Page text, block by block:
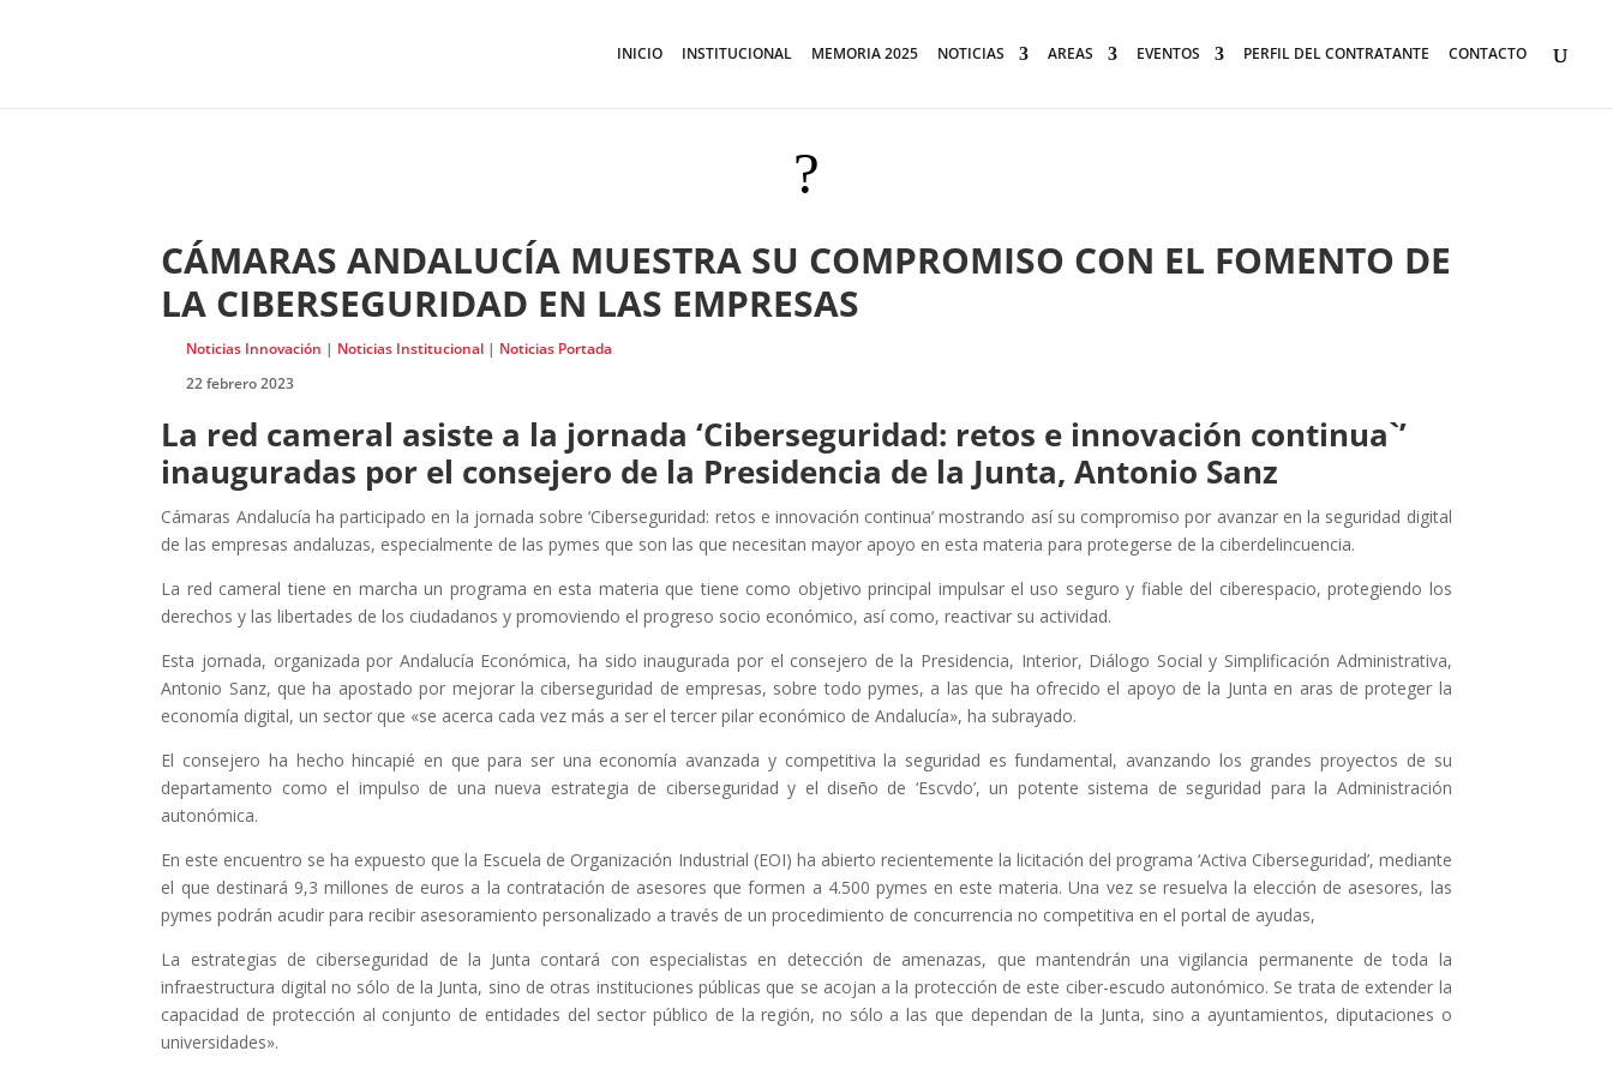
INICIO INSTITUCIONAL MEMORIA 2025 NOTICIAS AREAS EVENTOS PERFIL DEL CONTRATANTE CONTACTO
?
CÁMARAS ANDALUCÍA MUESTRA SU COMPROMISO CON EL FOMENTO DE
LA CIBERSEGURIDAD EN LAS EMPRESAS
Noticias Innovación | Noticias Institucional| Noticias Portada
22 febrero 2023
La red cameral asiste a la jornada ‘Ciberseguridad: retos e innovación continua`’
inauguradas por el consejero de la Presidencia de la Junta, Antonio Sanz
Cámaras Andalucía ha participado en la jornada sobre ‘Ciberseguridad: retos e innovación continua’ mostrando así su compromiso por avanzar en la seguridad digital
de las empresas andaluzas, especialmente de las pymes que son las que necesitan mayor apoyo en esta materia para protegerse de la ciberdelincuencia.
La red cameral tiene en marcha un programa en esta materia que tiene como objetivo principal impulsar el uso seguro y fiable del ciberespacio, protegiendo los
derechos y las libertades de los ciudadanos y promoviendo el progreso socio económico, así como, reactivar su actividad.
Esta jornada, organizada por Andalucía Económica, ha sido inaugurada por el consejero de la Presidencia, Interior, Diálogo Social y Simplificación Administrativa,
Antonio Sanz, que ha apostado por mejorar la ciberseguridad de empresas, sobre todo pymes, a las que ha ofrecido el apoyo de la Junta en aras de proteger la
economía digital, un sector que «se acerca cada vez más a ser el tercer pilar económico de Andalucía», ha subrayado.
El consejero ha hecho hincapié en que para ser una economía avanzada y competitiva la seguridad es fundamental, avanzando los grandes proyectos de su
departamento como el impulso de una nueva estrategia de ciberseguridad y el diseño de ‘Escvdo’, un potente sistema de seguridad para la Administración
autonómica.
En este encuentro se ha expuesto que la Escuela de Organización Industrial (EOI) ha abierto recientemente la licitación del programa ‘Activa Ciberseguridad’, mediante
el que destinará 9,3 millones de euros a la contratación de asesores que formen a 4.500 pymes en este materia. Una vez se resuelva la elección de asesores, las
pymes podrán acudir para recibir asesoramiento personalizado a través de un procedimiento de concurrencia no competitiva en el portal de ayudas,
La estrategias de ciberseguridad de la Junta contará con especialistas en detección de amenazas, que mantendrán una vigilancia permanente de toda la
infraestructura digital no sólo de la Junta, sino de otras instituciones públicas que se acojan a la protección de este ciber-escudo autonómico. Se trata de extender la
capacidad de protección al conjunto de entidades del sector público de la región, no sólo a las que dependan de la Junta, sino a ayuntamientos, diputaciones o
universidades».